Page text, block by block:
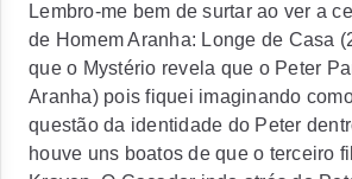
Lembro-me bem de surtar ao ver a
de Homem Aranha: Longe de Casa
que o Mystério revela que o Peter
Aranha) pois fiquei imaginando
questão da identidade do Peter
houve uns boatos de que o terceiro